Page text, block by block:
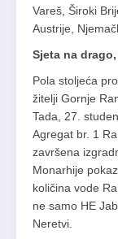
Vareš, Široki
Austrije,
Sjeta na
Pola stoljeća
žitelji Gornje
Tada, 27.
Agregat br. 1
završena
Monarhije
količina vode
ne samo HE
Neretvi.